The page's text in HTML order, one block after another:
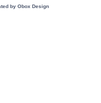
by Obox Design